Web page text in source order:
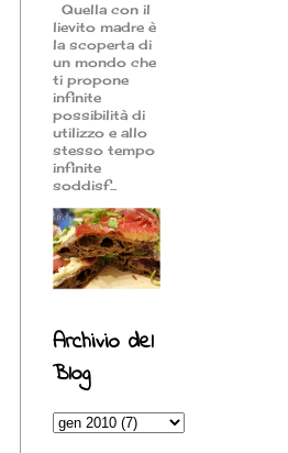
Quella con il
lievito madre è
la scoperta di
un mondo che
ti propone
infinite
possibilità di
utilizzo e allo
stesso tempo
infinite
soddisf...
Archivio del
Blog